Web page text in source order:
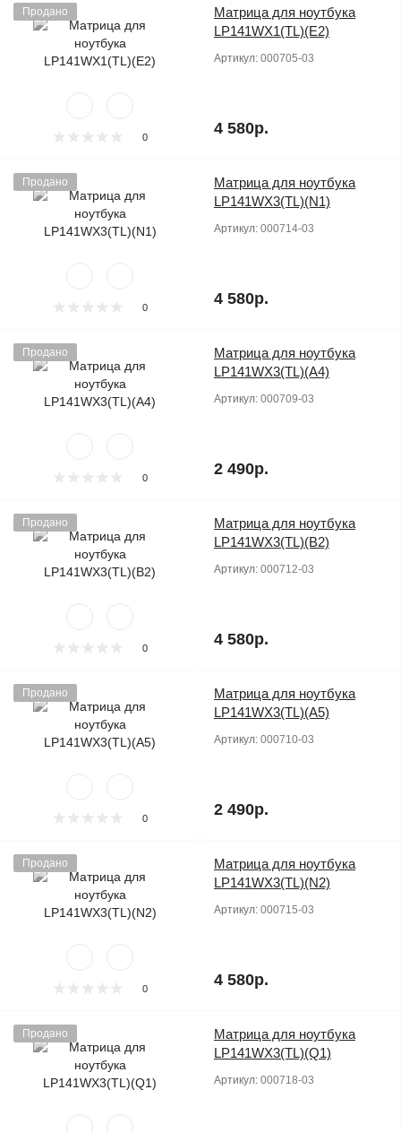
Продано
0
Матрица для ноутбука
LP141WX1(TL)(E2)
Артикул: 000705-03
4 580р.
Продано
0
Матрица для ноутбука
LP141WX3(TL)(N1)
Артикул: 000714-03
4 580р.
Продано
0
Матрица для ноутбука
LP141WX3(TL)(A4)
Артикул: 000709-03
2 490р.
Продано
0
Матрица для ноутбука
LP141WX3(TL)(B2)
Артикул: 000712-03
4 580р.
Продано
0
Матрица для ноутбука
LP141WX3(TL)(A5)
Артикул: 000710-03
2 490р.
Продано
0
Матрица для ноутбука
LP141WX3(TL)(N2)
Артикул: 000715-03
4 580р.
Продано
Матрица для ноутбука
LP141WX3(TL)(Q1)
Артикул: 000718-03